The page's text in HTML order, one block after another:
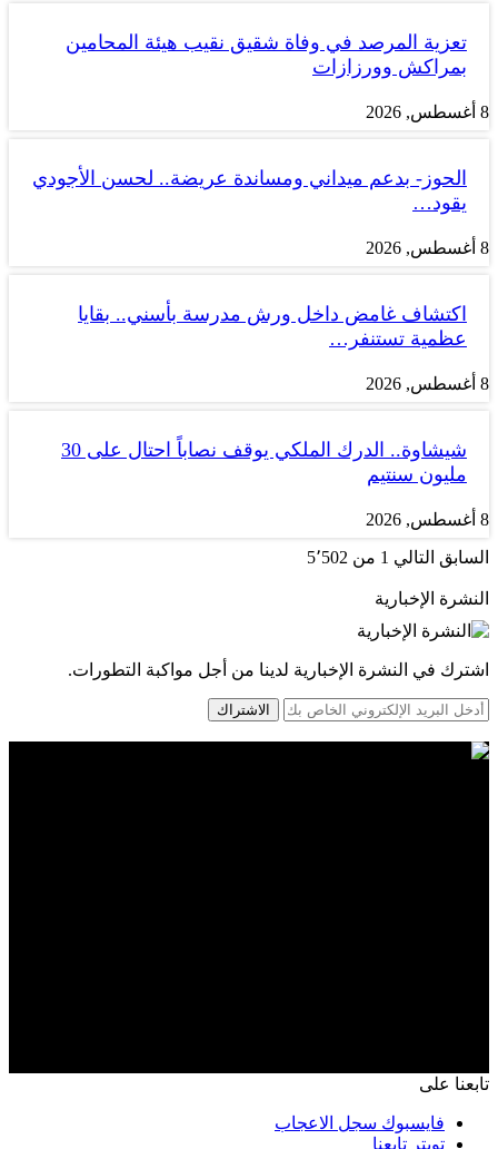
تعزية المرصد في وفاة شقيق نقيب هيئة المحامين
بمراكش وورزازات
8 أغسطس, 2026
الحوز- بدعم ميداني ومساندة عريضة.. لحسن الأجودي
يقود…
8 أغسطس, 2026
اكتشاف غامض داخل ورش مدرسة بأسني.. بقايا
عظمية تستنفر…
8 أغسطس, 2026
شيشاوة.. الدرك الملكي يوقف نصاباً احتال على 30
مليون سنتيم
8 أغسطس, 2026
السابق التالي 1 من 5٬502
النشرة الإخبارية
اشترك في النشرة الإخبارية لدينا من أجل مواكبة التطورات.
الاشتراك
تابعنا على
فايسبوك سجل الاعجاب
تويتر تابعنا